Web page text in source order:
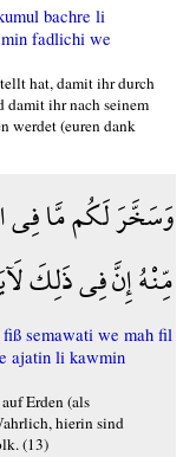
bachre li
fadlichi we
hat, damit ihr durch
damit ihr nach seinem
werdet (euren dank
وَسَخَّرَ لَكُم مَّا فِي
مِّنْهُ إِنَّ فِي ذَلِكَ
semawati we mah fil
ajatin li kawmin
Erden (als
hierin sind
(13)